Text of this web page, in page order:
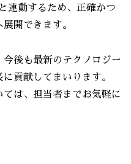
連動するため、正確かつ
開できます。
後も最新のテクノロジー
貢献してまいります。
は、担当者までお気軽に